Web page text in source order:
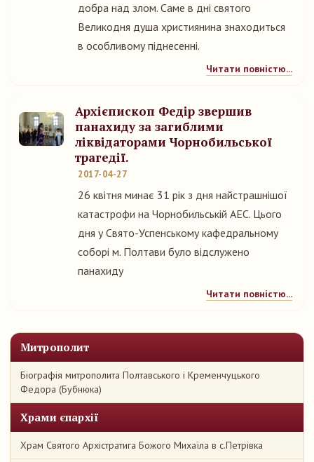
Митрополит
Біографія митрополита Полтавського і Кременчуцького
Федора (Бубнюка)
Храми єпархії
Храм Святого Архістратига Божого Михаїла в с.Петрівка
добра над злом. Саме в дні святого
Великодня душа християнина знаходиться
в особливому піднесенні.
Читати повністю...
Архієпископ Федір звершив
панахиду за загиблими
ліквідаторами Чорнобильської
трагедії.
2017-04-27
26 квітня минає 31 рік з дня найстрашнішої
катастрофи на Чорнобильській АЕС. Цього
дня у Свято-Успенському кафедральному
соборі м. Полтави було відслужено
панахиду
Читати повністю...